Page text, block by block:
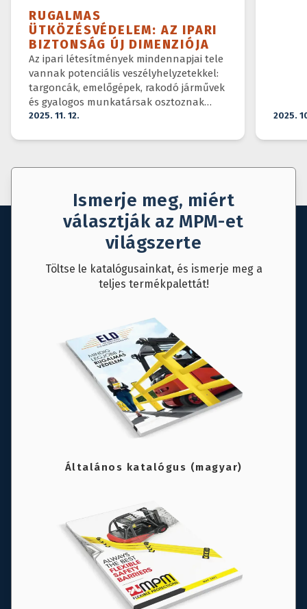
RUGALMAS
ÜTKÖZÉSVÉDELEM: AZ IPARI
BIZTONSÁG ÚJ DIMENZIÓJA
Az ipari létesítmények mindennapjai tele
vannak potenciális veszélyhelyzetekkel:
targoncák, emelőgépek, rakodó járművek
és gyalogos munkatársak osztoznak
ugyanazon a téren.
2025. 11. 12. 2025.
Ismerje meg, miért
választják az MPM-et
világszerte
Töltse le katalógusainkat, és ismerje meg a
teljes termékpalettát!
Általános katalógus (magyar)